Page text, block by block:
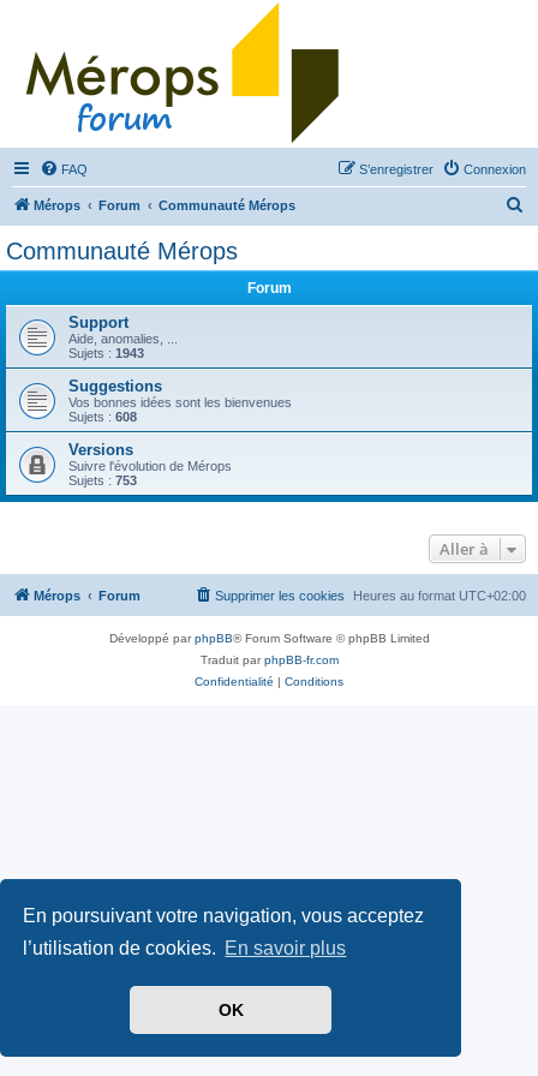
En poursuivant votre navigation, vous acceptez
l’utilisation de cookies. En savoir plus
OK
FAQ Connexion
S’enregistrer
Mérops Forum Communauté Mérops
e
Communauté Mérops
Forum
Support
Aide, anomalies, ...
Sujets : 1943
Suggestions
Vos bonnes idées sont les bienvenues
Sujets : 608
Versions
Suivre l'évolution de Mérops
Sujets : 753
Aller à
Mérops Forum Heures au format UTC+02:00
Supprimer les cookies
Développé parphpBB® Forum Software © phpBB Limited
Traduit parphpBB-fr.com
Confidentialité | Conditions